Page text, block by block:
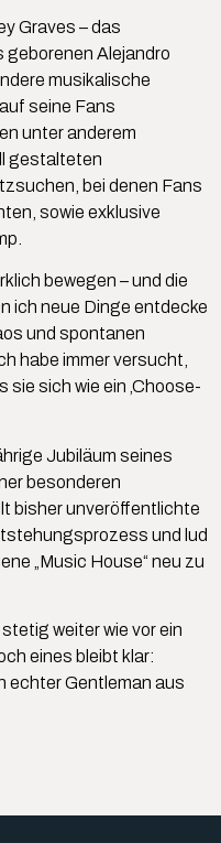
Graves – das
geborenen Alejandro
musikalische
seine Fans
unter anderem
gestalteten
bei denen Fans
sowie exklusive
bewegen – und die
ich neue Dinge entdecke
und spontanen
habe immer versucht,
sich wie ein ‚Choose-
Jubiläum seines
besonderen
bisher unveröffentlichte
und lud
„Music House“ neu zu
weiter wie vor ein
eines bleibt klar:
echter Gentleman aus